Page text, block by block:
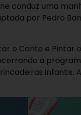
conduz uma
por Pedro
o Canto e Pintar
a
infantis.